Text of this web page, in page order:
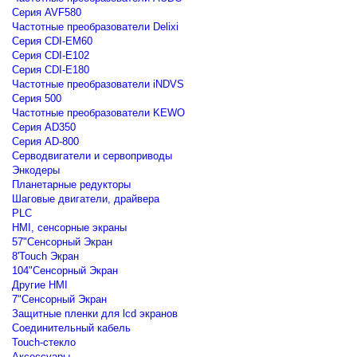
Серия AVF580
Частотные преобразователи Delixi
Серия CDI-EM60
Серия CDI-E102
Серия CDI-E180
Частотные преобразователи iNDVS
Серия 500
Частотные преобразователи KEWO
Серия AD350
Серия AD-800
Серводвигатели и сервоприводы
Энкодеры
Планетарные редукторы
Шаговые двигатели, драйвера
PLC
HMI, сенсорные экраны
57"Сенсорный Экран
8'Touch Экран
104"Сенсорный Экран
Другие HMI
7"Сенсорный Экран
Защитные пленки для lcd экранов
Соединительный кабель
Touch-стекло